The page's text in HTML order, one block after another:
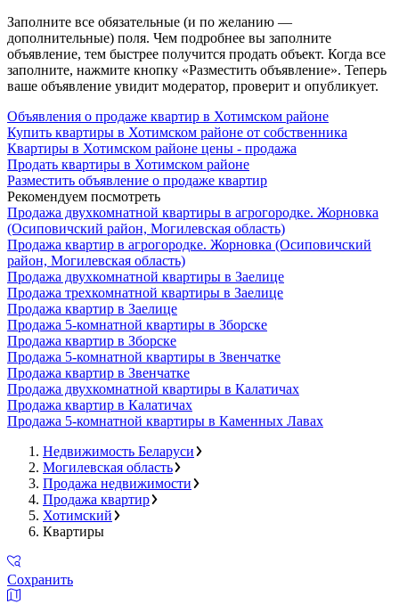
Заполните все обязательные (и по желанию —
дополнительные) поля. Чем подробнее вы заполните
объявление, тем быстрее получится продать объект. Когда все
заполните, нажмите кнопку «Разместить объявление». Теперь
ваше объявление увидит модератор, проверит и опубликует.
Объявления о продаже квартир в Хотимском районе
Купить квартиры в Хотимском районе от собственника
Квартиры в Хотимском районе цены - продажа
Продать квартиры в Хотимском районе
Разместить объявление о продаже квартир
Рекомендуем посмотреть
Продажа двухкомнатной квартиры в агрогородке. Жорновка
(Осиповичский район, Могилевская область)
Продажа квартир в агрогородке. Жорновка (Осиповичский
район, Могилевская область)
Продажа двухкомнатной квартиры в Заелице
Продажа трехкомнатной квартиры в Заелице
Продажа квартир в Заелице
Продажа 5-комнатной квартиры в Зборске
Продажа квартир в Зборске
Продажа 5-комнатной квартиры в Звенчатке
Продажа квартир в Звенчатке
Продажа двухкомнатной квартиры в Калатичах
Продажа квартир в Калатичах
Продажа 5-комнатной квартиры в Каменных Лавах
Недвижимость Беларуси
Могилевская область
Продажа недвижимости
Продажа квартир
Хотимский
Квартиры
Сохранить